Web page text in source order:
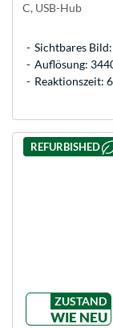
C, USB-Hub
Sichtbares
Auflösung:
Reaktionszeit:
REFURBISHED
ZUSTAND
WIE NEU